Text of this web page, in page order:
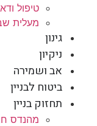
טיפול
מעלית
גינון
ניקיון
אב ושמירה
ביטוח לבניין
תחזוק בניין
מהנדס